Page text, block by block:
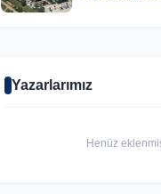
Yazarlarımız
Henüz